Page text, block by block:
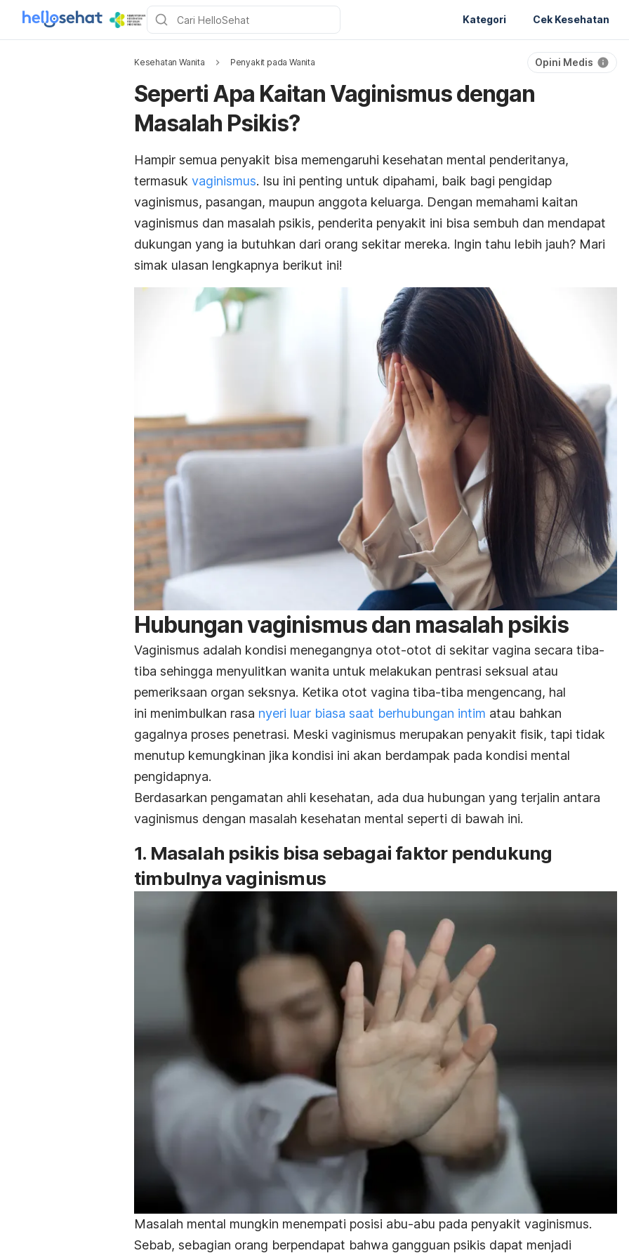
Kategori Cek Kesehatan
Kesehatan Wanita Penyakit pada Wanita Opini Medis
Seperti Apa Kaitan Vaginismus dengan
Masalah Psikis?
Hampir semua penyakit bisa memengaruhi kesehatan mental penderitanya,
termasuk vaginismus. Isu ini penting untuk dipahami, baik bagi pengidap
vaginismus, pasangan, maupun anggota keluarga. Dengan memahami kaitan
vaginismus dan masalah psikis, penderita penyakit ini bisa sembuh dan mendapat
dukungan yang ia butuhkan dari orang sekitar mereka. Ingin tahu lebih jauh? Mari
simak ulasan lengkapnya berikut ini!
Hubungan vaginismus dan masalah psikis
Vaginismus adalah kondisi menegangnya otot-otot di sekitar vagina secara tiba-
tiba sehingga menyulitkan wanita untuk melakukan pentrasi seksual atau
pemeriksaan organ seksnya. Ketika otot vagina tiba-tiba mengencang, hal
ini menimbulkan rasa nyeri luar biasa saat berhubungan intim atau bahkan
gagalnya proses penetrasi. Meski vaginismus merupakan penyakit fisik, tapi tidak
menutup kemungkinan jika kondisi ini akan berdampak pada kondisi mental
pengidapnya.
Berdasarkan pengamatan ahli kesehatan, ada dua hubungan yang terjalin antara
vaginismus dengan masalah kesehatan mental seperti di bawah ini.
1. Masalah psikis bisa sebagai faktor pendukung
timbulnya vaginismus
Masalah mental mungkin menempati posisi abu-abu pada penyakit vaginismus.
Sebab, sebagian orang berpendapat bahwa gangguan psikis dapat menjadi